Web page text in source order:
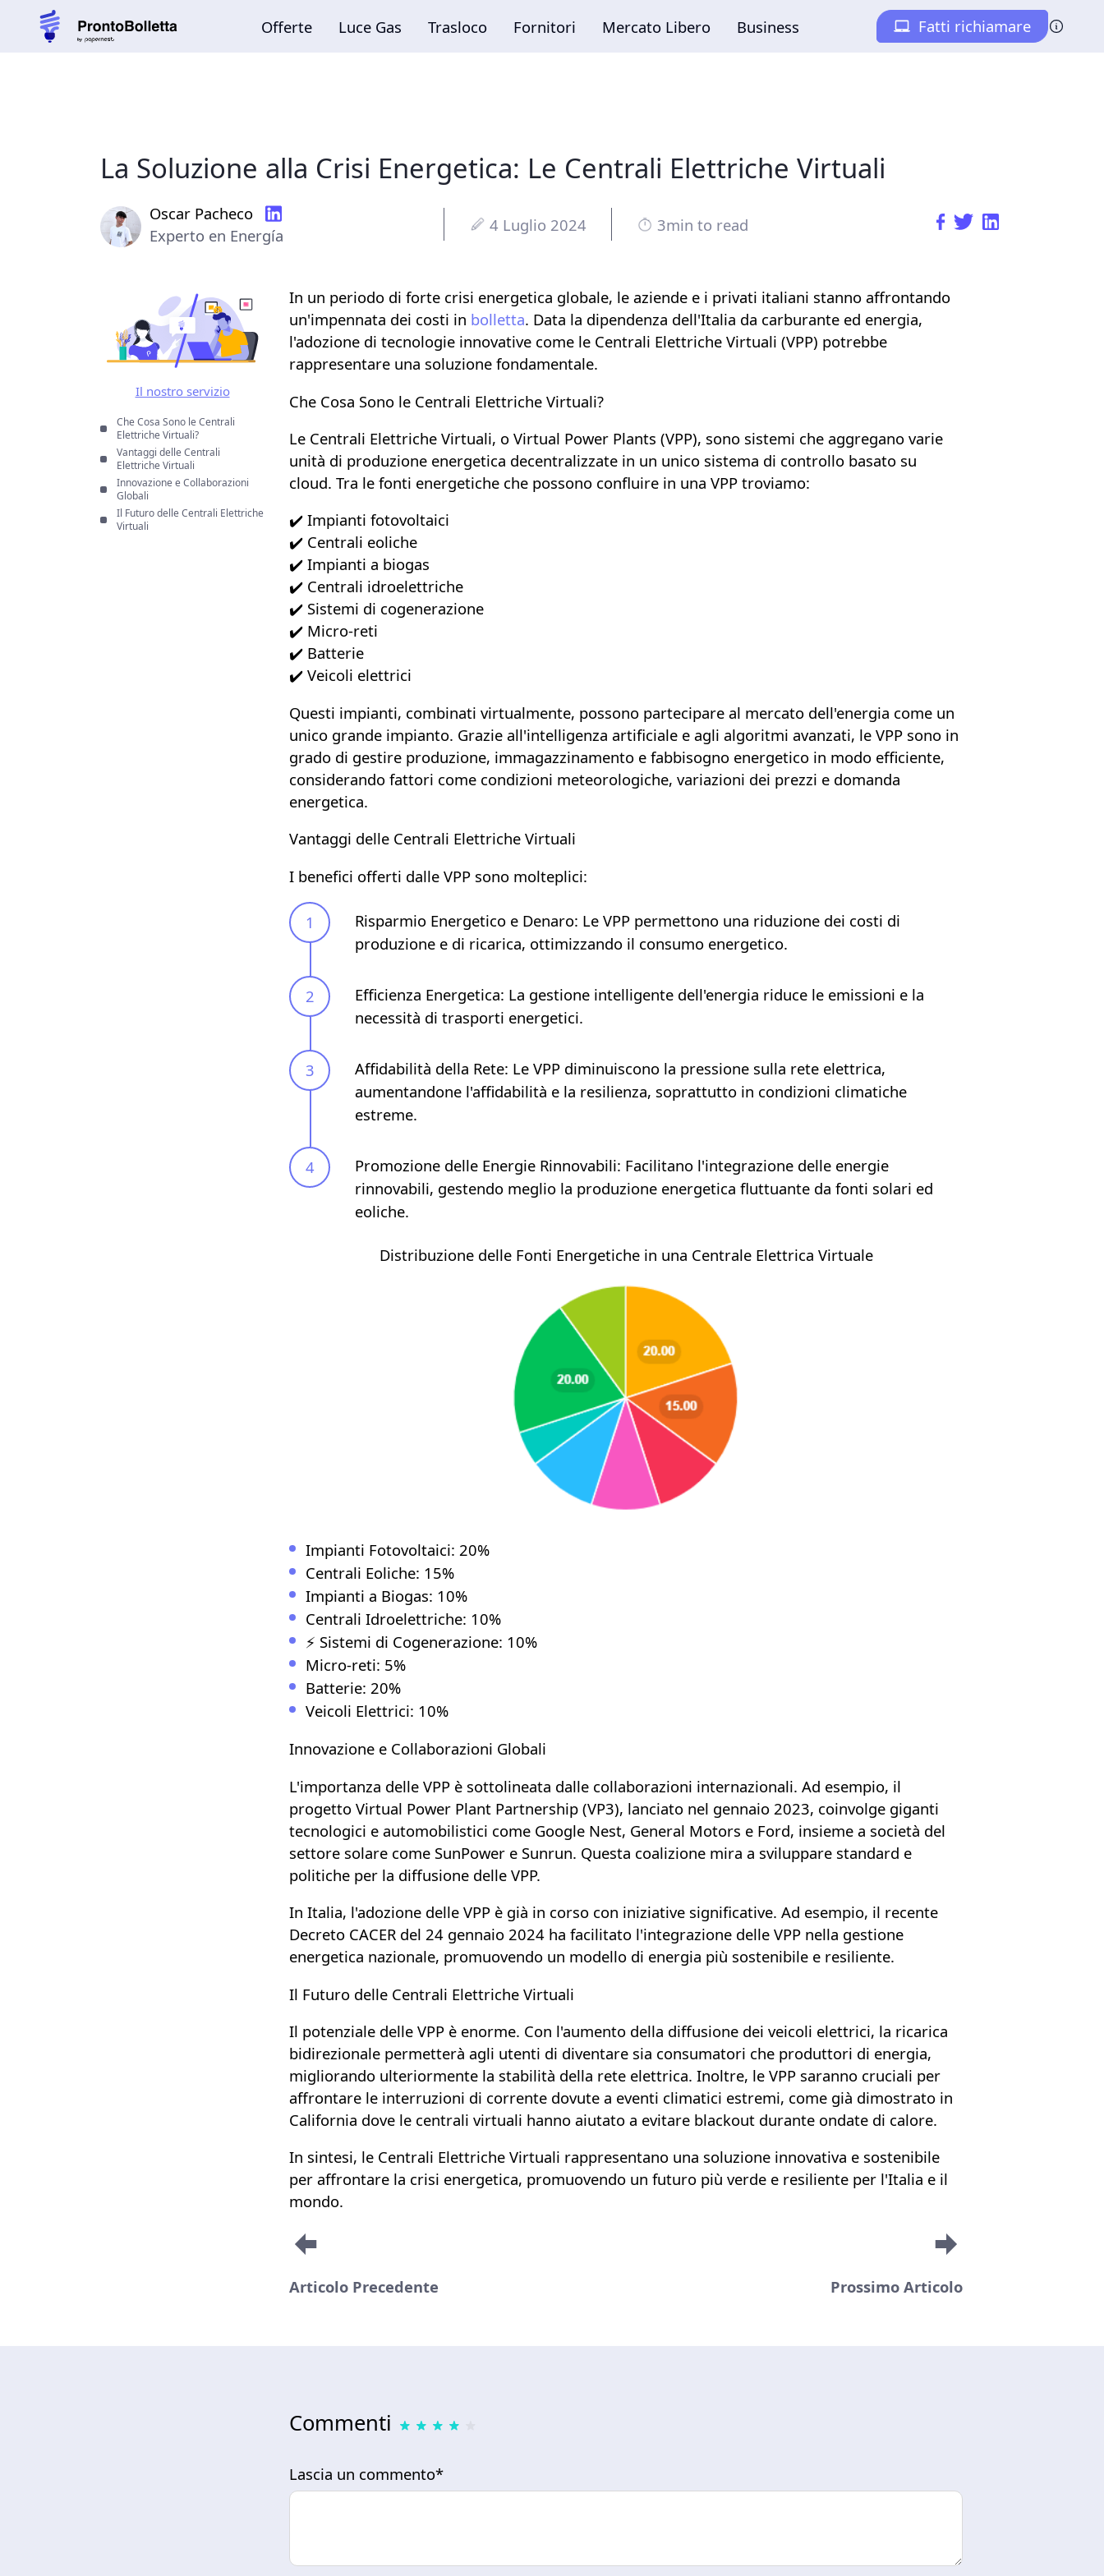
La Soluzione alla Crisi Energetica: Le Centrali Elettriche Virtuali
Oscar Pacheco
Experto en Energía
4 Luglio 2024 3min to read
Il nostro servizio
Che Cosa Sono le Centrali
Elettriche Virtuali?
Vantaggi delle Centrali
Elettriche Virtuali
Innovazione e Collaborazioni
Globali
Il Futuro delle Centrali Elettriche
Virtuali
In un periodo di forte crisi energetica globale, le aziende e i privati italiani stanno affrontando
un'impennata dei costi in bolletta. Data la dipendenza dell'Italia da carburante ed energia,
l'adozione di tecnologie innovative come le Centrali Elettriche Virtuali (VPP) potrebbe
rappresentare una soluzione fondamentale.
Che Cosa Sono le Centrali Elettriche Virtuali?
Le Centrali Elettriche Virtuali, o Virtual Power Plants (VPP), sono sistemi che aggregano varie
unità di produzione energetica decentralizzate in un unico sistema di controllo basato su
cloud. Tra le fonti energetiche che possono confluire in una VPP troviamo:
✔️ Impianti fotovoltaici
✔️ Centrali eoliche
✔️ Impianti a biogas
✔️ Centrali idroelettriche
✔️ Sistemi di cogenerazione
✔️ Micro-reti
✔️ Batterie
✔️ Veicoli elettrici
Questi impianti, combinati virtualmente, possono partecipare al mercato dell'energia come un
unico grande impianto. Grazie all'intelligenza artificiale e agli algoritmi avanzati, le VPP sono in
grado di gestire produzione, immagazzinamento e fabbisogno energetico in modo efficiente,
considerando fattori come condizioni meteorologiche, variazioni dei prezzi e domanda
energetica.
Vantaggi delle Centrali Elettriche Virtuali
I benefici offerti dalle VPP sono molteplici:
Risparmio Energetico e Denaro: Le VPP permettono una riduzione dei costi di
produzione e di ricarica, ottimizzando il consumo energetico.
Efficienza Energetica: La gestione intelligente dell'energia riduce le emissioni e la
necessità di trasporti energetici.
Affidabilità della Rete: Le VPP diminuiscono la pressione sulla rete elettrica,
aumentandone l'affidabilità e la resilienza, soprattutto in condizioni climatiche
estreme.
Promozione delle Energie Rinnovabili: Facilitano l'integrazione delle energie
rinnovabili, gestendo meglio la produzione energetica fluttuante da fonti solari ed
eoliche.
Distribuzione delle Fonti Energetiche in una Centrale Elettrica Virtuale
Impianti Fotovoltaici: 20%
Centrali Eoliche: 15%
Impianti a Biogas: 10%
Centrali Idroelettriche: 10%
⚡ Sistemi di Cogenerazione: 10%
Micro-reti: 5%
Batterie: 20%
Veicoli Elettrici: 10%
Innovazione e Collaborazioni Globali
L'importanza delle VPP è sottolineata dalle collaborazioni internazionali. Ad esempio, il
progetto Virtual Power Plant Partnership (VP3), lanciato nel gennaio 2023, coinvolge giganti
tecnologici e automobilistici come Google Nest, General Motors e Ford, insieme a società del
settore solare come SunPower e Sunrun. Questa coalizione mira a sviluppare standard e
politiche per la diffusione delle VPP.
In Italia, l'adozione delle VPP è già in corso con iniziative significative. Ad esempio, il recente
Decreto CACER del 24 gennaio 2024 ha facilitato l'integrazione delle VPP nella gestione
energetica nazionale, promuovendo un modello di energia più sostenibile e resiliente.
Il Futuro delle Centrali Elettriche Virtuali
Il potenziale delle VPP è enorme. Con l'aumento della diffusione dei veicoli elettrici, la ricarica
bidirezionale permetterà agli utenti di diventare sia consumatori che produttori di energia,
migliorando ulteriormente la stabilità della rete elettrica. Inoltre, le VPP saranno cruciali per
affrontare le interruzioni di corrente dovute a eventi climatici estremi, come già dimostrato in
California dove le centrali virtuali hanno aiutato a evitare blackout durante ondate di calore.
In sintesi, le Centrali Elettriche Virtuali rappresentano una soluzione innovativa e sostenibile
per affrontare la crisi energetica, promuovendo un futuro più verde e resiliente per l'Italia e il
mondo.
Articolo Precedente Prossimo Articolo
Commenti
Lascia un commento*